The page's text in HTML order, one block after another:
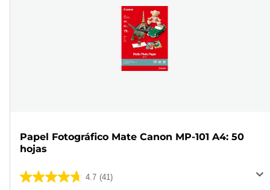
Papel Fotográfico Mate Canon MP-101 A4: 50
hojas
4.7 (41)
4.7